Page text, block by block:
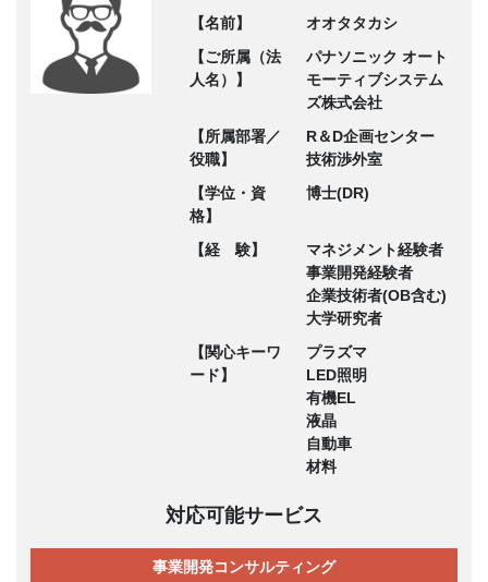
【名前】
オオタタカシ
【ご所属（法
人名）】
パナソニック オート
モーティブシステム
ズ株式会社
【所属部署／
役職】
R＆D企画センター
技術渉外室
【学位・資
格】
博士(DR)
【経 験】
マネジメント経験者
事業開発経験者
企業技術者(OB含む)
大学研究者
【関心キーワ
ード】
プラズマ
LED照明
有機EL
液晶
自動車
材料
対応可能サービス
事業開発コンサルティング